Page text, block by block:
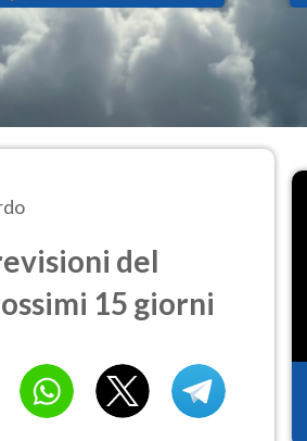
del
15 giorni